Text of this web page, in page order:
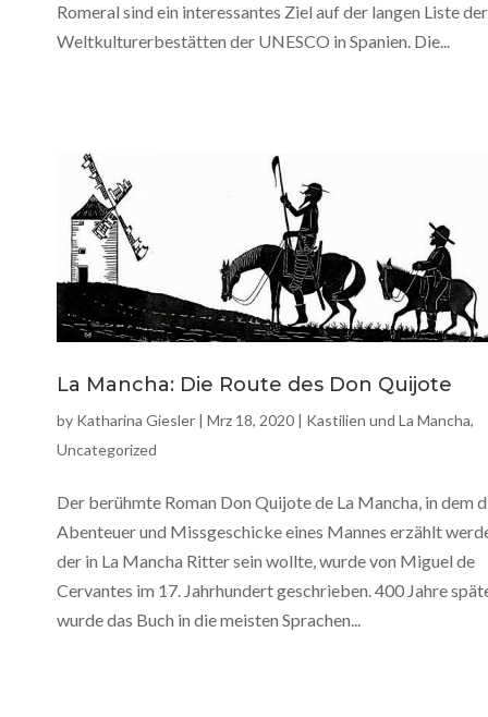
Romeral sind ein interessantes Ziel auf der langen Liste der
Weltkulturerbestätten der UNESCO in Spanien. Die...
La Mancha: Die Route des Don Quijote
by Katharina Giesler Mrz 18, 2020 Kastilien und La Mancha,
Uncategorized
Der berühmte Roman Don Quijote de La Mancha, in dem
Abenteuer und Missgeschicke eines Mannes erzählt
der in La Mancha Ritter sein wollte, wurde von Miguel de
Cervantes im 17. Jahrhundert geschrieben. 400 Jahre
wurde das Buch in die meisten Sprachen...